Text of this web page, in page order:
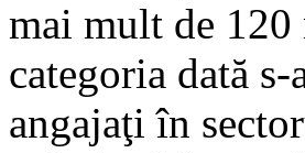
mai mult de
categoria dată
angajaţi în